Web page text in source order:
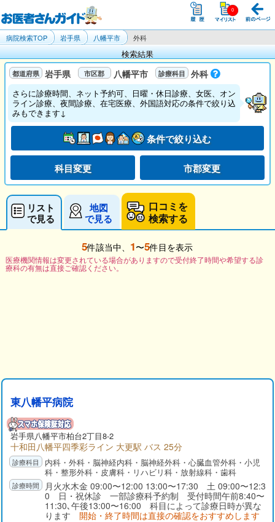
病院検索TOP 岩手県 八幡平市 外科
検索結果
岩手県 八幡平市 外科
さらに診療時間、ネット予約可、日曜・休日診療、女医、オン
ライン診療、夜間診療、在宅医療、外国語対応の条件で絞り込
みもできます↓
条件で絞り込む
科目変更 市郡変更
リスト
で見る
地図
で見る
口コミを
検索する
5件該当中、 1〜5件目を表示
医療機関情報は変更されている場合がありますので受付終了時間や希望する診
療科の有無は直接ご確認ください。
東八幡平病院
岩手県八幡平市柏台2丁目8-2
十和田八幡平四季彩ライン 大更駅 バス 25分
内科・外科・脳神経内科・脳神経外科・心臓血管外科・小児
科・整形外科・皮膚科・リハビリ科・放射線科・歯科
月火水木金 09:00〜12:00 13:00〜17:30 土 09:00〜12:3
0 日・祝休診 一部診療科予約制 受付時間午前8:40〜
11:30､午後13:00〜16:00 科目によって診療日時が異な
ります 開始・終了時間は直接の確認をおすすめします